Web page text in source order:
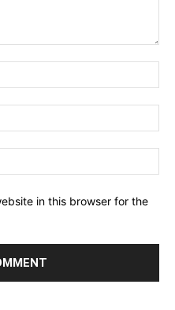
in this browser for the